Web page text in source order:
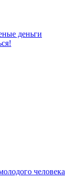
деньги
человека